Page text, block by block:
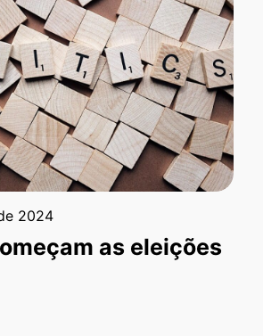
2024
as eleições